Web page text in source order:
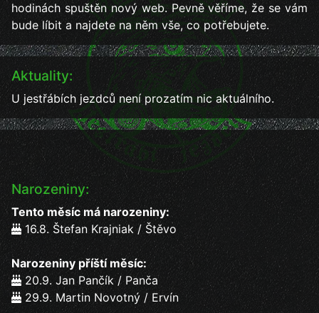
Aktuality:
U jestřábích jezdců není prozatím nic aktuálního.
hodinách spuštěn nový web. Pevně věříme, že se vám
bude líbit a najdete na něm vše, co potřebujete.
Narozeniny:
Tento měsíc má narozeniny:
16.8. Štefan Krajniak / Štěvo
Narozeniny příští měsíc:
20.9. Jan Pančík / Panča
29.9. Martin Novotný / Ervín